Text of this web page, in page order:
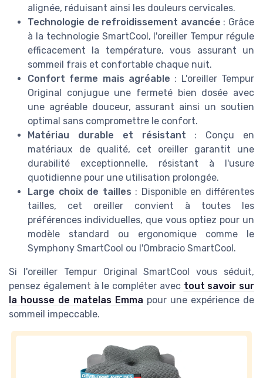
alignée, réduisant ainsi les douleurs cervicales.
Technologie de refroidissement avancée : Grâce
à la technologie SmartCool, l'oreiller Tempur régule
efficacement la température, vous assurant un
sommeil frais et confortable chaque nuit.
Confort ferme mais agréable : L'oreiller Tempur
Original conjugue une fermeté bien dosée avec
une agréable douceur, assurant ainsi un soutien
optimal sans compromettre le confort.
Matériau durable et résistant : Conçu en
matériaux de qualité, cet oreiller garantit une
durabilité exceptionnelle, résistant à l'usure
quotidienne pour une utilisation prolongée.
Large choix de tailles : Disponible en différentes
tailles, cet oreiller convient à toutes les
préférences individuelles, que vous optiez pour un
modèle standard ou ergonomique comme le
Symphony SmartCool ou l'Ombracio SmartCool.
Si l'oreiller Tempur Original SmartCool vous séduit,
pensez également à le compléter avec tout savoir sur
la housse de matelas Emma pour une expérience de
sommeil impeccable.